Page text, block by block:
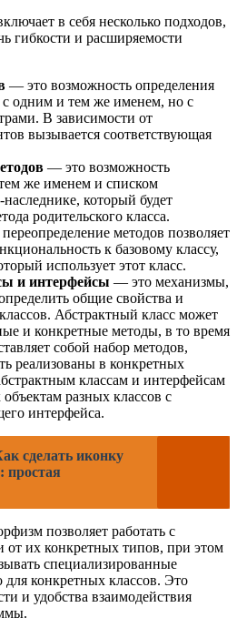
в себя несколько подходов,
гибкости и расширяемости
— это возможность определения
с одним и тем же именем, но с
В зависимости от
вызывается соответствующая
— это возможность
же именем и списком
наследнике, который будет
родительского класса.
методов позволяет
к базовому классу,
использует этот класс.
и интерфейсы — это механизмы,
общие свойства и
Абстрактный класс может
и конкретные методы, в то время
собой набор методов,
реализованы в конкретных
классам и интерфейсам
разных классов с
интерфейса.
сделать иконку
простая
позволяет работать с
от их конкретных типов, при этом
специализированные
конкретных классов. Это
и удобства взаимодействия